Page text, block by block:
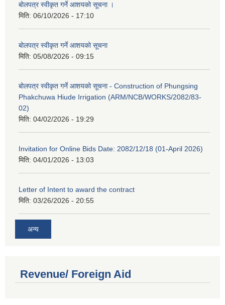
बोलपत्र स्वीकृत गर्ने आशयको सूचना ।
मिति: 06/10/2026 - 17:10
बोलपत्र स्वीकृत गर्ने आशयको सूचना
मिति: 05/08/2026 - 09:15
बोलपत्र स्वीकृत गर्ने आशयको सूचना - Construction of Phungsing
Phakchuwa Hiude Irrigation (ARM/NCB/WORKS/2082/83-
02)
मिति: 04/02/2026 - 19:29
Invitation for Online Bids Date: 2082/12/18 (01-April 2026)
मिति: 04/01/2026 - 13:03
Letter of Intent to award the contract
मिति: 03/26/2026 - 20:55
अन्य
Revenue/ Foreign Aid